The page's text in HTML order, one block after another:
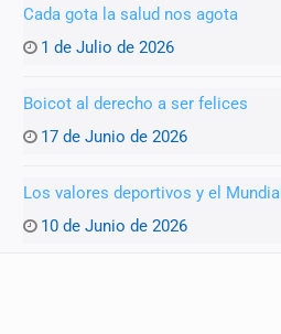
Cada gota la salud nos agota
1 de Julio de 2026
Boicot al derecho a ser felices
17 de Junio de 2026
Los valores deportivos y el Mundial
10 de Junio de 2026